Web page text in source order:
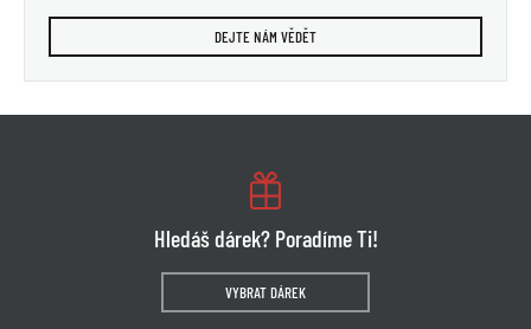
DEJTE NÁM VĚDĚT
Hledáš dárek? Poradíme Ti!
VYBRAT DÁREK